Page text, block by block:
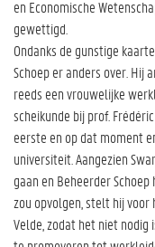
en Economische
gewettigd.
Ondanks de gunstige
Schoep er anders over.
reeds een vrouwelijke
scheikunde bij prof.
eerste en op dat moment
universiteit. Aangezien
gaan en Beheerder
zou opvolgen, stelt hij
Velde, zodat het niet